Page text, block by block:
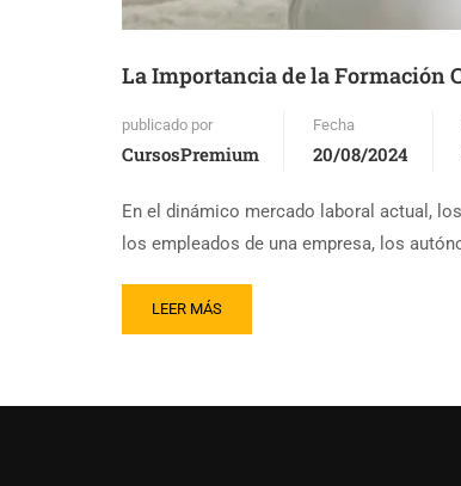
La Importancia de la Formación
publicado por
CursosPremium
Fecha
20/08/2024
En el dinámico mercado laboral actual,
los empleados de una empresa, los
LEER MÁS